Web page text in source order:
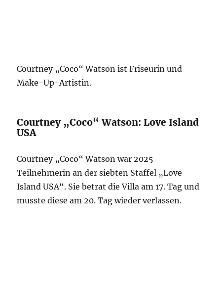
Courtney „Coco“ Watson ist Friseurin und
Make-Up-Artistin.
Courtney „Coco“ Watson: Love Island
USA
Courtney „Coco“ Watson war 2025
Teilnehmerin an der siebten Staffel „Love
Island USA“. Sie betrat die Villa am 17. Tag und
musste diese am 20. Tag wieder verlassen.